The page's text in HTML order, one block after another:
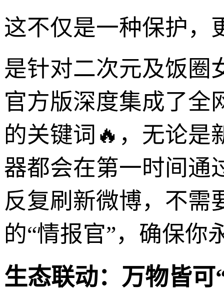
这不仅是一种保护，
是针对二次元及饭圈
官方版深度集成了全
的关键词🔥，无论是
器都会在第一时间通
反复刷新微博，不需
的“情报官”，确保你
生态联动：万物皆可